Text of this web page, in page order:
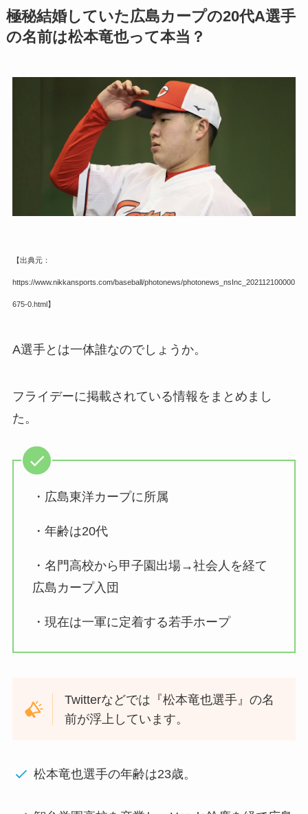
極秘結婚していた広島カープの20代A選手
の名前は松本竜也って本当？
【出典元：
https://www.nikkansports.com/baseball/photonews/photonews_nsInc_202112100000
675-0.html】
A選手とは一体誰なのでしょうか。
フライデーに掲載されている情報をまとめまし
た。
・広島東洋カープに所属
・年齢は20代
・名門高校から甲子園出場→社会人を経て
広島カープ入団
・現在は一軍に定着する若手ホープ
Twitterなどでは『松本竜也選手』の名
前が浮上しています。
松本竜也選手の年齢は23歳。